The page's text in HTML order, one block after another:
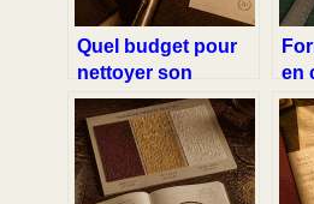
Quel budget pour
nettoyer son
canapé ? Tarifs,
méthodes et 50%
de réduction fiscale
en